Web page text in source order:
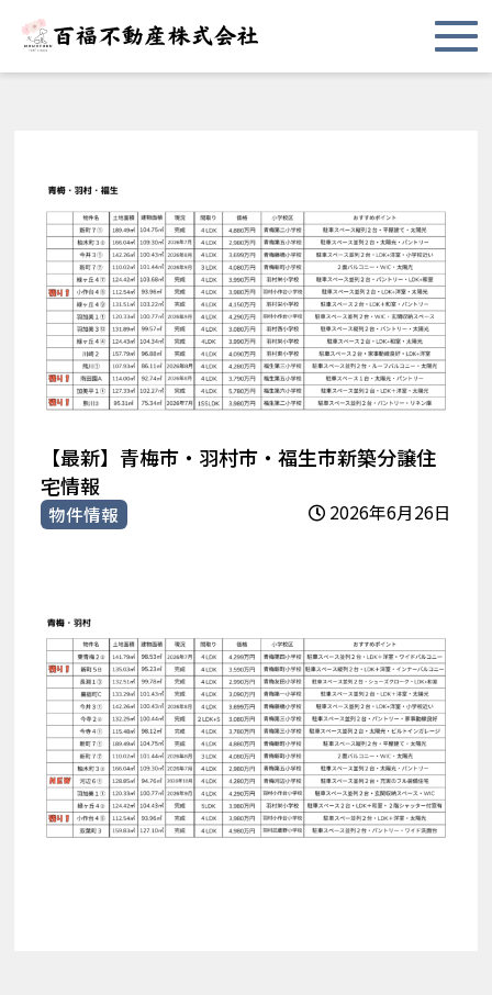
【最新】青梅市・羽村市・福生市新築分譲住
宅情報
物件情報 2026年6月26日